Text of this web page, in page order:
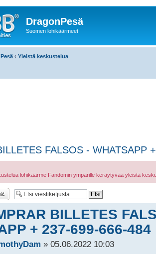
DragonPesä
Suomen lohikäärmeet
‹ Yleistä keskustelua
FALSOS - WHATSAPP
lohikäärme Fandomin ympärille keräytyvää yleistä
BILLETES
+ 237-699-666-484
» 05.06.2022 10:03